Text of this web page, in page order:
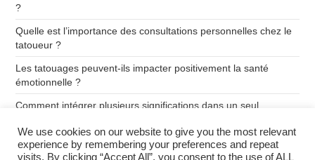
?
Quelle est l’importance des consultations personnelles chez le
tatoueur ?
Les tatouages peuvent-ils impacter positivement la santé
émotionnelle ?
Comment intégrer plusieurs significations dans un seul
Quelle est la signification des tatouages de dragon ?
We use cookies on our website to give you the most relevant
experience by remembering your preferences and repeat
visits. By clicking “Accept All”, you consent to the use of ALL